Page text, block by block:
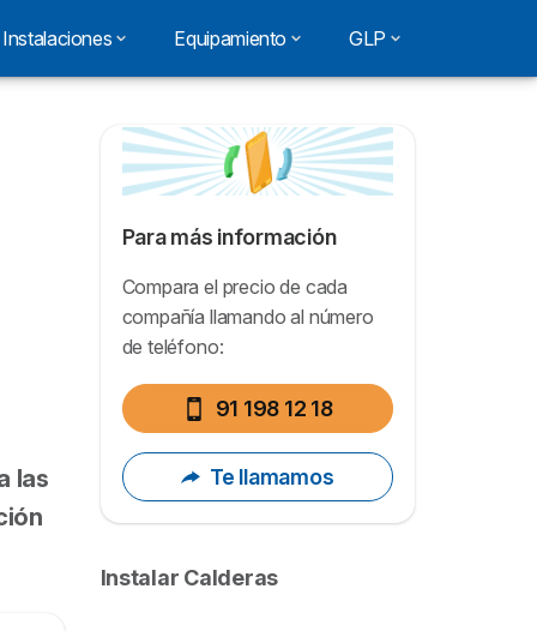
Instalaciones Equipamiento GLP
las
Para más información
Compara el precio de cada
compañía llamando al número
de teléfono:
91 198 12 18
Te llamamos
Instalar Calderas